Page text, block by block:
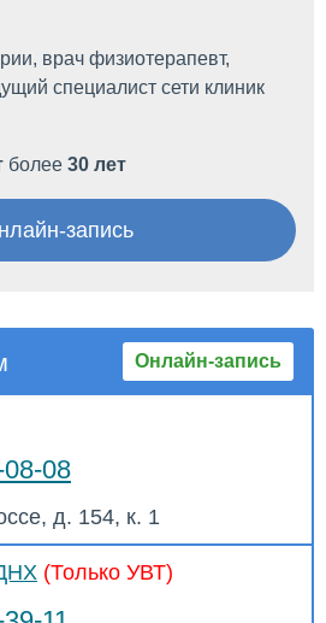
врач физиотерапевт,
специалист сети клиник
более 30 лет
запись
Онлайн-запись
08
д. 154, к. 1
(Только УВТ)